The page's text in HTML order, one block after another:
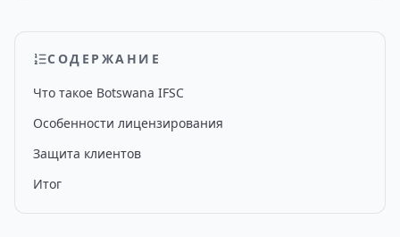
СОДЕРЖАНИЕ
Что такое Botswana IFSC
Особенности лицензирования
Защита клиентов
Итог